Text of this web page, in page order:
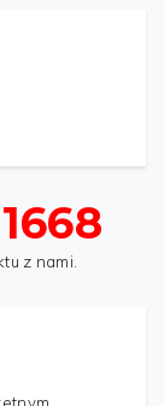
1668
z nami.